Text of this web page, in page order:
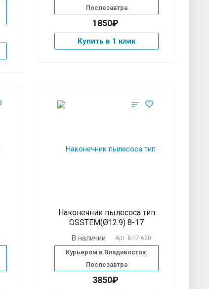
Послезавтра
1850₽
Купить в 1 клик
Наконечник пылесоса тип
OSSTEM(Ø12.9) 8-17
В наличии Арт. 8-17,620
Курьером в Владивосток:
Послезавтра
3850₽